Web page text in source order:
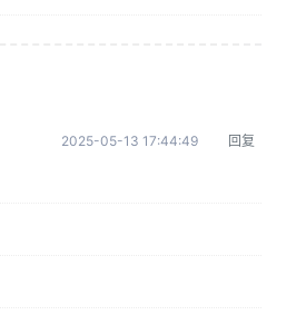
2025-05-13 17:44:49 回复